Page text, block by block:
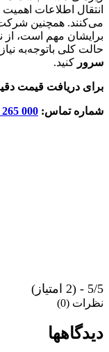
می‌کنند. همچنین
حالت کلی باتوجه‌به
سرور کنید.
برای دریافت قیمت
شماره تماس: 000 265 41 – 021
5/5 - (2 امتیاز)
نظرات (0)
دیدگاهها